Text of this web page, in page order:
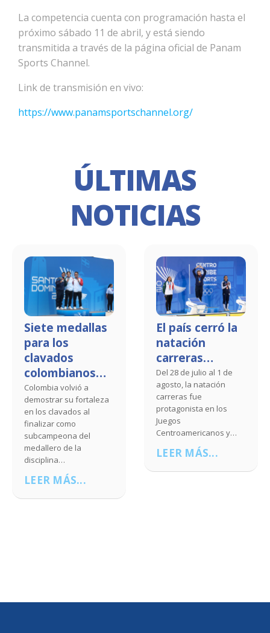
La competencia cuenta con programación hasta el
próximo sábado 11 de abril, y está siendo
transmitida a través de la página oficial de Panam
Sports Channel.
Link de transmisión en vivo:
https://www.panamsportschannel.org/
ÚLTIMAS
NOTICIAS
Siete medallas
para los
clavados
colombianos…
Colombia volvió a
demostrar su fortaleza
en los clavados al
finalizar como
subcampeona del
medallero de la
disciplina…
LEER MÁS...
El país cerró la
natación
carreras…
Del 28 de julio al 1 de
agosto, la natación
carreras fue
protagonista en los
Juegos
Centroamericanos y…
LEER MÁS...